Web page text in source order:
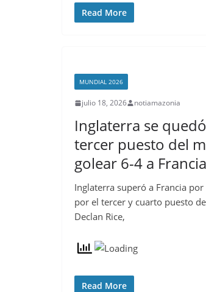
Read More
MUNDIAL 2026
julio 18, 2026 notiamazonia
Inglaterra se
tercer puesto del
golear 6-4 a Francia
Inglaterra superó a Francia
por el tercer y cuarto puesto
Declan Rice,
Read More